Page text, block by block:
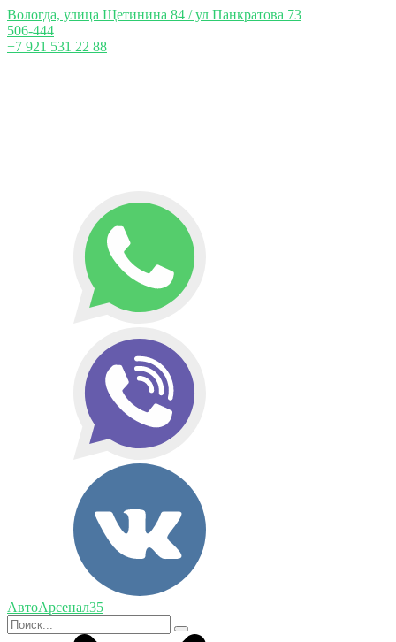
Вологда, улица Щетинина 84 / ул Панкратова 73
506-444
+7 921 531 22 88
АвтоАрсенал35